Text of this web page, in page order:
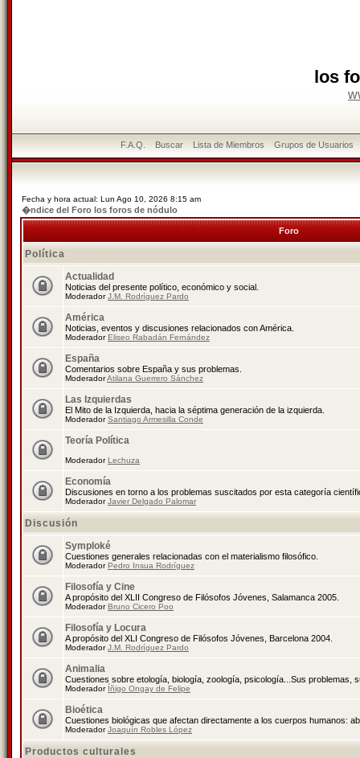
los
F.A.Q. Buscar Lista de Miembros Grupos de Usuarios
Fecha y hora actual: Lun Ago 10, 2026 8:15 am
�ndice del Foro los foros de nódulo
Foro
Política
Actualidad
Noticias del presente político, económico y social.
ModeradorJ.M. Rodríguez Pardo
América
Noticias, eventos y discusiones relacionados con América.
ModeradorEliseo Rabadán Fernández
España
Comentarios sobre España y sus problemas.
ModeradorAtilana Guerrero Sánchez
Las Izquierdas
El Mito de la Izquierda, hacia la séptima generación de la izquierda.
ModeradorSantiago Armesilla Conde
Teoría Política
ModeradorLechuza
Economía
Discusiones en torno a los problemas suscitados por esta categoría
ModeradorJavier Delgado Palomar
Discusión
Symploké
Cuestiones generales relacionadas con el materialismo filosófico.
ModeradorPedro Insua Rodríguez
Filosofía y Cine
A propósito del XLII Congreso de Filósofos Jóvenes, Salamanca 2005.
ModeradorBruno Cicero Poo
Filosofía y Locura
A propósito del XLI Congreso de Filósofos Jóvenes, Barcelona 2004.
ModeradorJ.M. Rodríguez Pardo
Animalia
Cuestiones sobre etología, biología, zoología, psicología...Sus problemas,
Moderador Íñigo Ongay de Felipe
Bioética
Cuestiones biológicas que afectan directamente a los cuerpos humanos:
ModeradorJoaquín Robles López
Productos culturales